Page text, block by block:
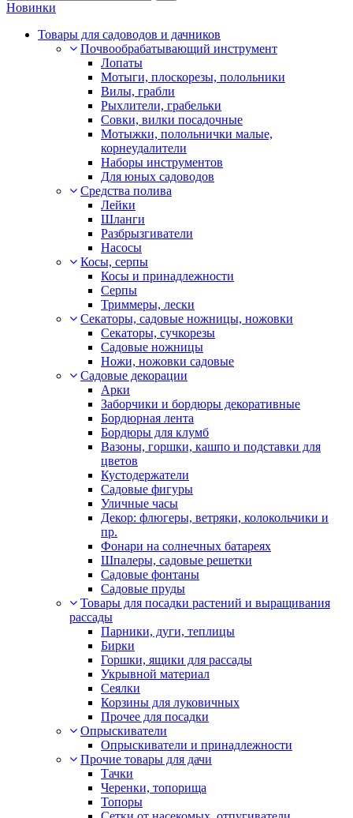
Новинки
Товары для садоводов и дачников
Почвообрабатывающий инструмент
Лопаты
Мотыги, плоскорезы, полольники
Вилы, грабли
Рыхлители, грабельки
Совки, вилки посадочные
Мотыжки, полольнички малые,
корнеудалители
Наборы инструментов
Для юных садоводов
Средства полива
Лейки
Шланги
Разбрызгиватели
Насосы
Косы, серпы
Косы и принадлежности
Серпы
Триммеры, лески
Секаторы, садовые ножницы, ножовки
Секаторы, сучкорезы
Садовые ножницы
Ножи, ножовки садовые
Садовые декорации
Арки
Заборчики и бордюры декоративные
Бордюрная лента
Бордюры для клумб
Вазоны, горшки, кашпо и подставки для
цветов
Кустодержатели
Садовые фигуры
Уличные часы
Декор: флюгеры, ветряки, колокольчики и
пр.
Фонари на солнечных батареях
Шпалеры, садовые решетки
Садовые фонтаны
Садовые пруды
Товары для посадки растений и выращивания
рассады
Парники, дуги, теплицы
Бирки
Горшки, ящики для рассады
Укрывной материал
Сеялки
Корзины для луковичных
Прочее для посадки
Опрыскиватели
Опрыскиватели и принадлежности
Прочие товары для дачи
Тачки
Черенки, топорища
Топоры